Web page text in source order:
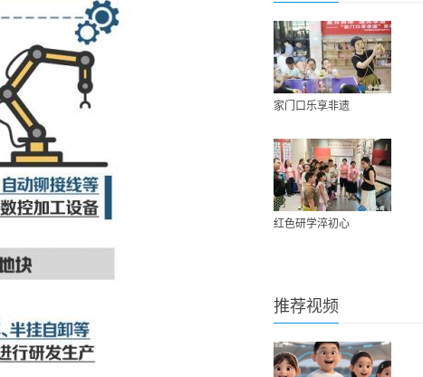
家门口乐享非遗
红色研学淬初心
推荐视频